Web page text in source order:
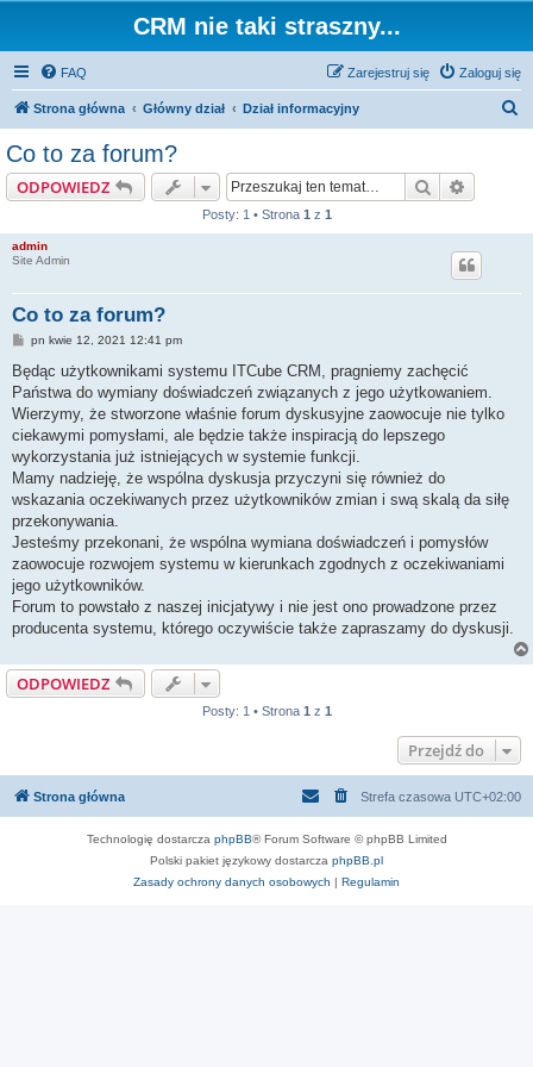
CRM nie taki straszny...
FAQ Zaloguj się
Zarejestruj się
Strona główna Główny dział Dział informacyjny
Co to za forum?
ODPOWIEDZ Szukaj
Posty: 1 • Strona 1 z 1
admin
Site Admin
Co to za forum?
P
s
t
pn kwie 12, 2021 12:41 pm
Będąc użytkownikami systemu ITCube CRM, pragniemy zachęcić
Państwa do wymiany doświadczeń związanych z jego użytkowaniem.
Wierzymy, że stworzone właśnie forum dyskusyjne zaowocuje nie tylko
ciekawymi pomysłami, ale będzie także inspiracją do lepszego
wykorzystania już istniejących w systemie funkcji.
Mamy nadzieję, że wspólna dyskusja przyczyni się również do
wskazania oczekiwanych przez użytkowników zmian i swą skalą da siłę
przekonywania.
Jesteśmy przekonani, że wspólna wymiana doświadczeń i pomysłów
zaowocuje rozwojem systemu w kierunkach zgodnych z oczekiwaniami
jego użytkowników.
Forum to powstało z naszej inicjatywy i nie jest ono prowadzone przez
producenta systemu, którego oczywiście także zapraszamy do dyskusji.
ODPOWIEDZ
Posty: 1 • Strona 1 z 1
Przejdź do
Strona główna Strefa czasowa UTC+02:00
Technologię dostarcza phpBB® Forum Software © phpBB Limited
Polski pakiet językowy dostarcza phpBB.pl
Zasady ochrony danych osobowych | Regulamin